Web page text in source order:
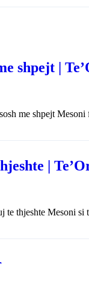
shpejt |
me shpejt
|
te thjeshte Mesoni